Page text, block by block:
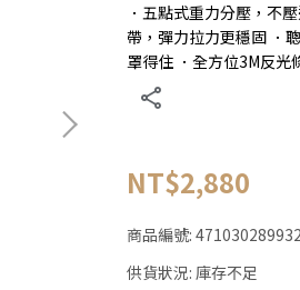
．五點式重力分壓，不
帶，彈力拉力更穩固 ．
罩得住 ．全方位3M反光
NT$2,880
商品編號:
供貨狀況: 庫存不足